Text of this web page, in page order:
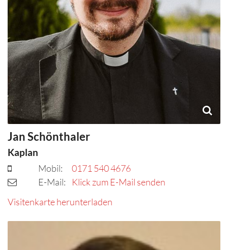
JanSchönthaler
Kaplan
Mobil:
0171 540 4676
E-Mail:
Klick zum E-Mail senden
Visitenkarte herunterladen